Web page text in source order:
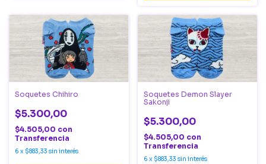
Soquetes Chihiro
$5.300,00
$4.505,00 con
Transferencia
6 x $883,33 sin interés
Soquetes Demon Slayer
Sakonji
$5.300,00
$4.505,00 con
Transferencia
6 x $883,33 sin interés